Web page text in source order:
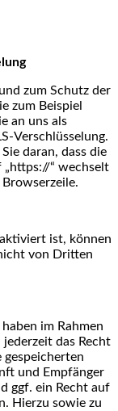
zum Schutz der
zum Beispiel
an uns als
Verschlüsselung.
daran, dass die
„https://“ wechselt
ist, können
von Dritten
haben im Rahmen
das Recht
und Empfänger
ggf. ein Recht auf
Hierzu sowie zu